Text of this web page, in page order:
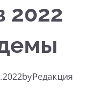
2022
byРедакция